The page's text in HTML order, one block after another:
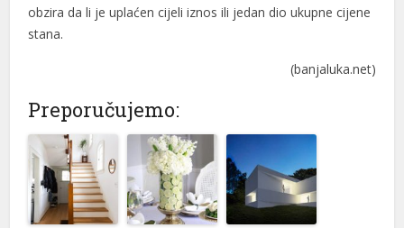
obzira da li je uplaćen cijeli iznos ili jedan dio ukupne cijene
stana.
(banjaluka.net)
Preporučujemo: